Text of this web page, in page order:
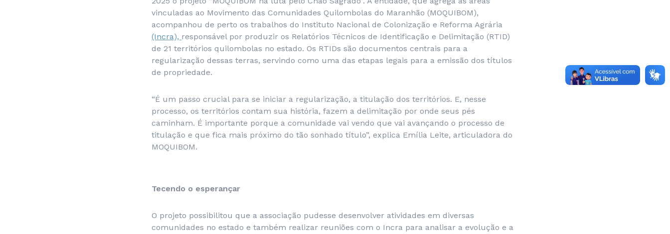
vinculadas ao Movimento das Comunidades Quilombolas do Maranhão (MOQUIBOM),
acompanhou de perto os trabalhos do Instituto Nacional de Colonização e Reforma Agrária
(Incra), responsável por produzir os Relatórios Técnicos de Identificação e Delimitação (RTID)
de 21 territórios quilombolas no estado. Os RTIDs são documentos centrais para a
regularização dessas terras, servindo como uma das etapas legais para a emissão dos títulos
de propriedade.
“É um passo crucial para se iniciar a regularização, a titulação dos territórios. E, nesse
processo, os territórios contam sua história, fazem a delimitação por onde seus pés
caminham. É importante porque a comunidade vai vendo que vai avançando o processo de
titulação e que fica mais próximo do tão sonhado título”, explica Emília Leite, articuladora do
MOQUIBOM.
Tecendo o esperançar
O projeto possibilitou que a associação pudesse desenvolver atividades em diversas
comunidades no estado e também realizar reuniões com o Incra para analisar a evolução e a